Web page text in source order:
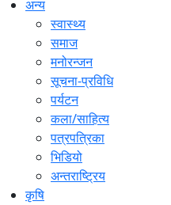
अन्य
स्वास्थ्य
समाज
मनोरन्जन
सूचना-प्रविधि
पर्यटन
कला/साहित्य
पत्रपत्रिका
भिडियो
अन्तराष्ट्रिय
कृषि